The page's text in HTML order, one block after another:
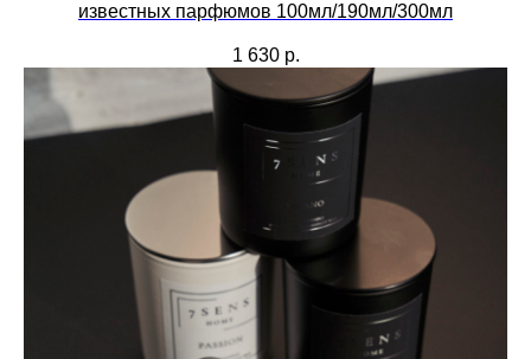
известных парфюмов 100мл/190мл/300мл
1 630 р.